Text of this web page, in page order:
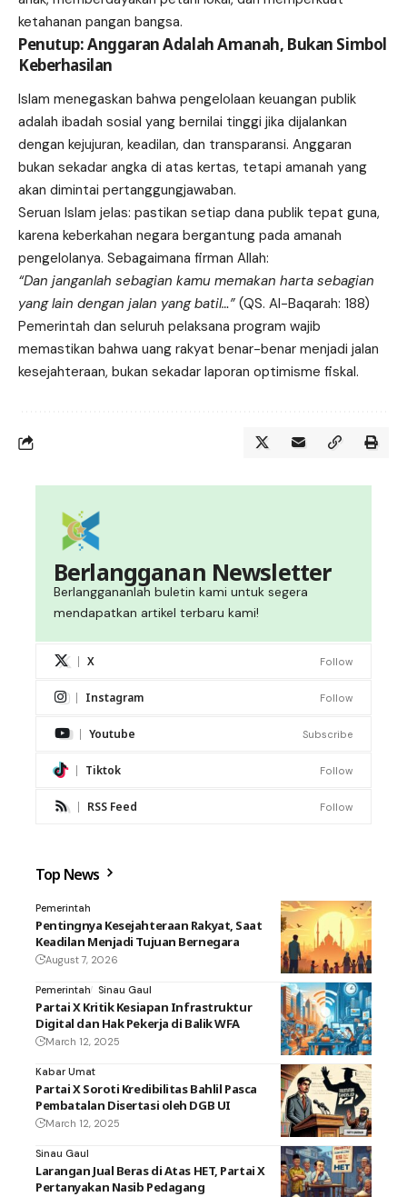
ketahanan pangan bangsa.
Penutup: Anggaran Adalah Amanah, Bukan Simbol
Keberhasilan
Islam menegaskan bahwa pengelolaan keuangan publik
adalah ibadah sosial yang bernilai tinggi jika dijalankan
dengan kejujuran, keadilan, dan transparansi. Anggaran
bukan sekadar angka di atas kertas, tetapi amanah yang
akan dimintai pertanggungjawaban.
Seruan Islam jelas: pastikan setiap dana publik tepat guna,
karena keberkahan negara bergantung pada amanah
pengelolanya. Sebagaimana firman Allah:
“Dan janganlah sebagian kamu memakan harta sebagian
yang lain dengan jalan yang batil…” (QS. Al-Baqarah: 188)
Pemerintah dan seluruh pelaksana program wajib
memastikan bahwa uang rakyat benar-benar menjadi jalan
kesejahteraan, bukan sekadar laporan optimisme fiskal.
Berlangganan Newsletter
Berlanggananlah buletin kami untuk segera
mendapatkan artikel terbaru kami!
X Follow
Instagram Follow
Youtube Subscribe
Tiktok Follow
RSS Feed Follow
Top News
Pemerintah
Pentingnya Kesejahteraan Rakyat, Saat
Keadilan Menjadi Tujuan Bernegara
August 7, 2026
Pemerintah Sinau Gaul
Partai X Kritik Kesiapan Infrastruktur
Digital dan Hak Pekerja di Balik WFA
March 12, 2025
Kabar Umat
Partai X Soroti Kredibilitas Bahlil Pasca
Pembatalan Disertasi oleh DGB UI
March 12, 2025
Sinau Gaul
Larangan Jual Beras di Atas HET, Partai X
Pertanyakan Nasib Pedagang